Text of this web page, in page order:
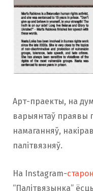
Арт-праекты, на
варыянтаў праявы
намаганняў,
палітвязняў.
На Instagram-
“Палітвязынка”